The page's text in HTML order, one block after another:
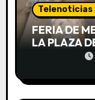
e
n
r
Telenoticias
FERIA DE
LA PLAZA